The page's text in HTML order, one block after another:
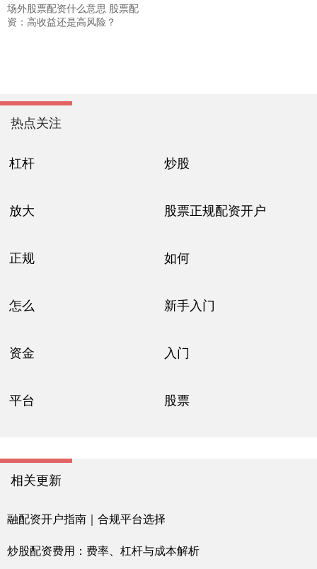
场外股票配资什么意思 股票配
资：高收益还是高风险？
热点关注
杠杆 炒股
放大 股票正规配资开户
正规 如何
怎么 新手入门
资金 入门
平台 股票
相关更新
融配资开户指南｜合规平台选择
炒股配资费用：费率、杠杆与成本解析